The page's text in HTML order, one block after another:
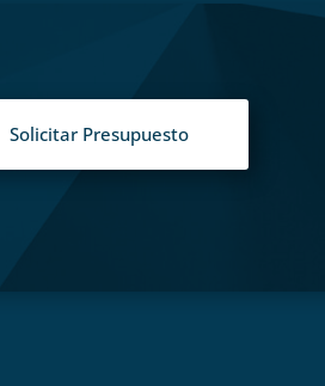
Solicitar Presupuesto